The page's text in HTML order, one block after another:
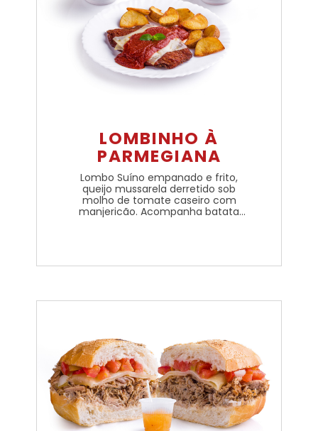
LOMBINHO À
PARMEGIANA
Lombo Suíno empanado e frito,
queijo mussarela derretido sob
molho de tomate caseiro com
manjericão. Acompanha batata